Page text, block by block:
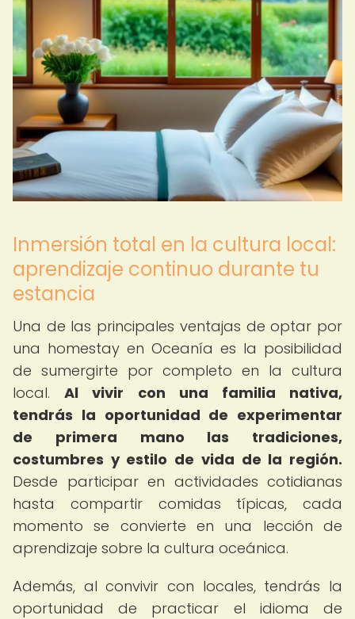
Inmersión total en la cultura local:
aprendizaje continuo durante tu
estancia
Una de las principales ventajas de optar por
una homestay en Oceanía es la posibilidad
de sumergirte por completo en la cultura
local.Al vivir con una familia nativa,
tendrás la oportunidad de experimentar
de primera mano las tradiciones,
costumbres y estilo de vida de la región.
Desde participar en actividades cotidianas
hasta compartir comidas típicas, cada
momento se convierte en una lección de
aprendizaje sobre la cultura oceánica.
Además, al convivir con locales, tendrás la
oportunidad de practicar el idioma de